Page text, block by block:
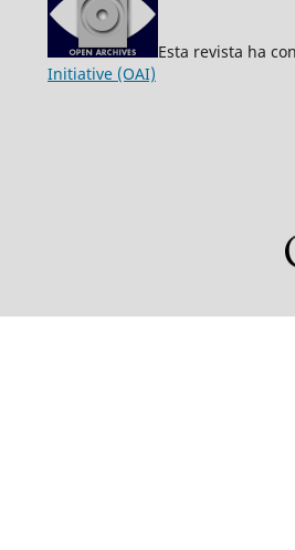
Esta revista ha
Initiative (OAI)